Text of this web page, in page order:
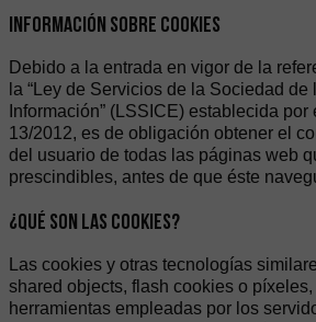
INFORMACIÓN SOBRE COOKIES
Debido a la entrada en vigor de la
la “Ley de Servicios de la Sociedad de
Información” (LSSICE) establecida
13/2012, es de obligación obtener el
del usuario de todas las páginas web
prescindibles, antes de que éste
¿QUÉ SON LAS COOKIES?
Las cookies y otras tecnologías
shared objects, flash cookies o píxeles,
herramientas empleadas por los